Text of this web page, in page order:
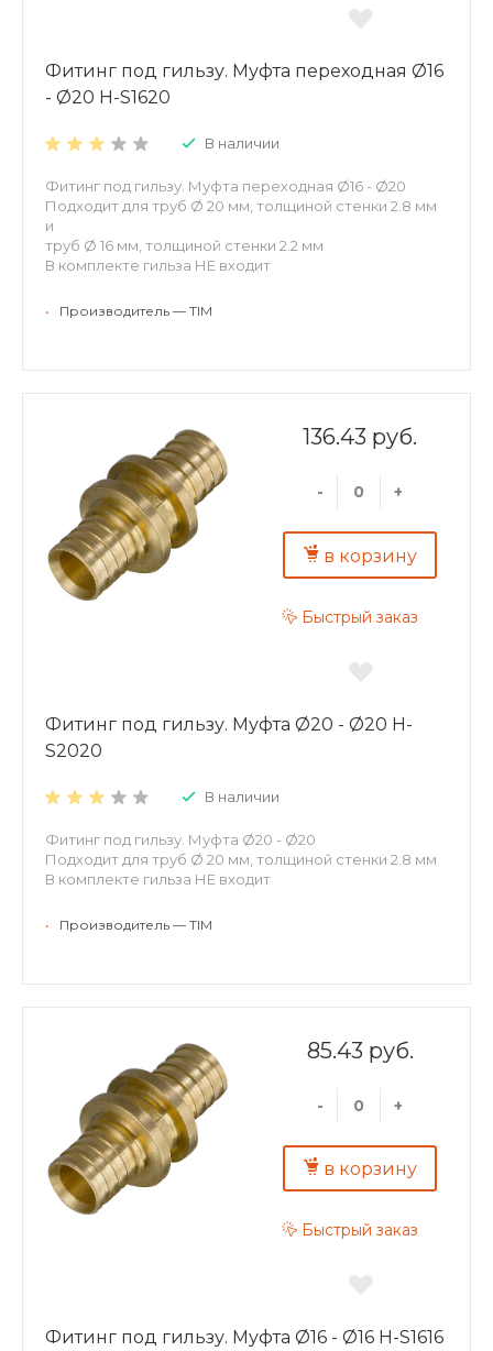
Фитинг под гильзу. Муфта переходная Ø16
- Ø20 H-S1620
В наличии
Фитинг под гильзу. Муфта переходная Ø16 - Ø20
Подходит для труб Ø 20 мм, толщиной стенки 2.8 мм
и
труб Ø 16 мм, толщиной стенки 2.2 мм
В комплекте гильза НЕ входит
• Производитель — TIM
136.43 руб.
- +
в корзину
Быстрый заказ
Фитинг под гильзу. Муфта Ø20 - Ø20 H-
S2020
В наличии
Фитинг под гильзу. Муфта Ø20 - Ø20
Подходит для труб Ø 20 мм, толщиной стенки 2.8 мм
В комплекте гильза НЕ входит
• Производитель — TIM
85.43 руб.
- +
в корзину
Быстрый заказ
Фитинг под гильзу. Муфта Ø16 - Ø16 H-S1616